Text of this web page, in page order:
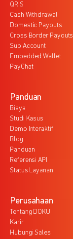
QRIS
Cash Withdrawal
Domestic Payouts
Cross Border Payouts
Sub Account
Embedded Wallet
PayChat
Panduan
Biaya
Studi Kasus
Demo Interaktif
Blog
Panduan
Referensi API
Status Layanan
Perusahaan
Tentang DOKU
Karir
Hubungi Sales